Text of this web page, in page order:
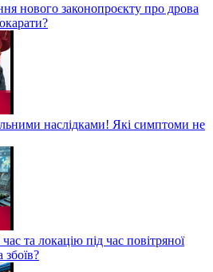
нового законопроєкту про дрова
наслідками! Які симптоми не
та локацію під час повітряної